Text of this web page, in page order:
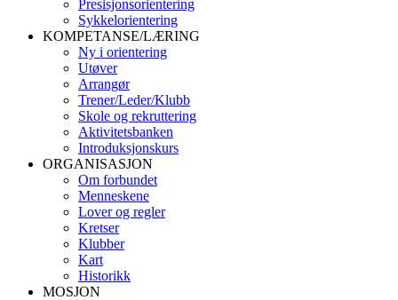
Presisjonsorientering
Sykkelorientering
KOMPETANSE/LÆRING
Ny i orientering
Utøver
Arrangør
Trener/Leder/Klubb
Skole og rekruttering
Aktivitetsbanken
Introduksjonskurs
ORGANISASJON
Om forbundet
Menneskene
Lover og regler
Kretser
Klubber
Kart
Historikk
MOSJON